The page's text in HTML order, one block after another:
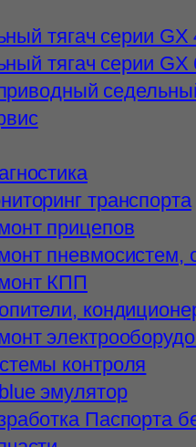
тягач серии GX
тягач серии GX
транспорта
прицепов
пневмосистем,
КПП
контроля
эмулятор
Паспорта